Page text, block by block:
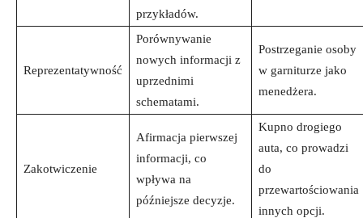
przykładów.
Reprezentatywność
Porównywanie
nowych informacji z
uprzednimi
schematami.
Postrzeganie osoby
w garniturze jako
menedżera.
Zakotwiczenie
Afirmacja pierwszej
informacji, co
wpływa na
późniejsze decyzje.
Kupno drogiego
auta, co prowadzi
do
przewartościowania
innych opcji.